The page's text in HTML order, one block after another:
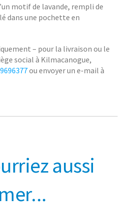
motif de lavande, rempli de
dans une pochette en
– pour la livraison ou le
social à Kilmacanogue,
ou envoyer un e-mail à
aussi